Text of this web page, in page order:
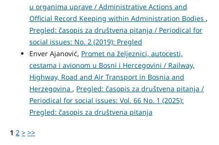
u organima uprave / Administrative Actions and
Official Record Keeping within Administration Bodies ,
Pregled: časopis za društvena pitanja / Periodical for
social issues: No. 2 (2019): Pregled
Enver Ajanović, Promet na željeznici, autocesti,
cestama i avionom u Bosni i Hercegovini / Railway,
Highway, Road and Air Transport in Bosnia and
Herzegovina , Pregled: časopis za društvena pitanja /
Periodical for social issues: Vol. 66 No. 1 (2025):
Pregled: časopis za društvena pitanja
1 2 > >>